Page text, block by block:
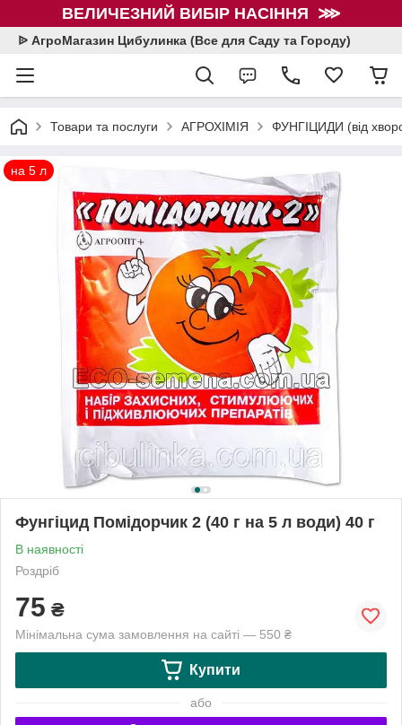
ВЕЛИЧЕЗНИЙ ВИБІР НАСІННЯ ⋙
ᐉ АгроМагазин Цибулинка (Все для Саду та Городу)
Товари та послуги АГРОХІМІЯ ФУНГІЦИДИ (від
на 5 л
Фунгіцид Помідорчик 2 (40 г на 5 л води) 40 г
В наявності
Роздріб
75 ₴
Мінімальна сума замовлення на сайті — 550 ₴
Купити
або